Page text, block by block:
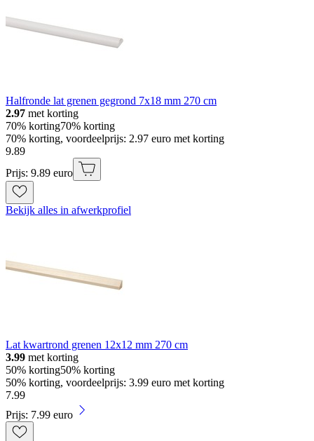
Halfronde lat grenen gegrond 7x18 mm 270 cm
2.97 met korting
70% korting70% korting
70% korting, voordeelprijs: 2.97 euro met korting
9.89
Prijs: 9.89 euro
Bekijk alles in afwerkprofiel
Lat kwartrond grenen 12x12 mm 270 cm
3.99 met korting
50% korting50% korting
50% korting, voordeelprijs: 3.99 euro met korting
7.99
Prijs: 7.99 euro